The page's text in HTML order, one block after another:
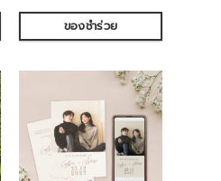
ของชำร่วย